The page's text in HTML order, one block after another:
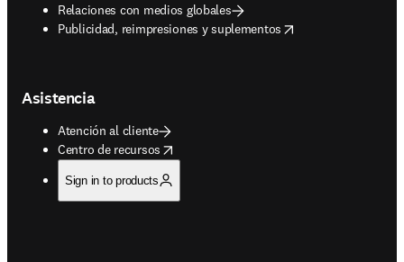
Relaciones con medios globales
Publicidad, reimpresiones y suplementos
opens in new tab/window
Asistencia
Atención al cliente
Centro de recursos
opens in new tab/window
Sign in to products